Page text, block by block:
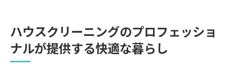
ハウスクリーニングのプロフェッショ
ナルが提供する快適な暮らし